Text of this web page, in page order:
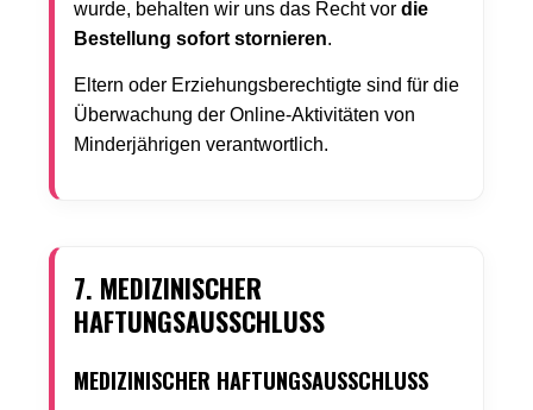
wurde, behalten wir uns das Recht vor die
Bestellung sofort stornieren.
Eltern oder Erziehungsberechtigte sind für die
Überwachung der Online-Aktivitäten von
Minderjährigen verantwortlich.
7. MEDIZINISCHER
HAFTUNGSAUSSCHLUSS
MEDIZINISCHER HAFTUNGSAUSSCHLUSS